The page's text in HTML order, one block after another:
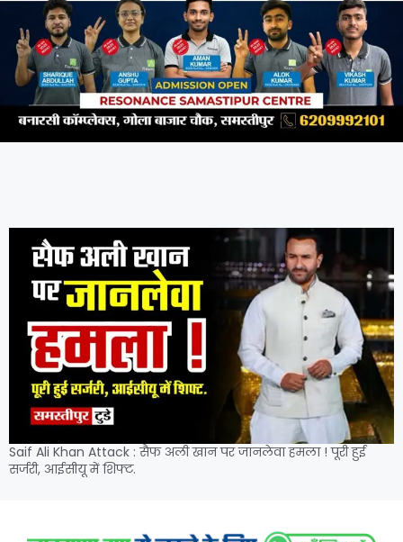
Saif Ali Khan Attack : सैफ अली खान पर जानलेवा हमला ! पूरी हुई
सर्जरी, आईसीयू में शिफ्ट.